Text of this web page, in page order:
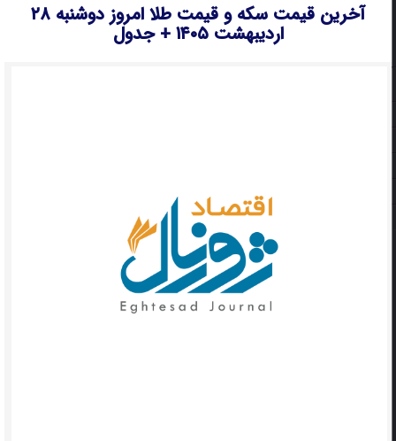
آخرین قیمت سکه و قیمت طلا امروز دوشنبه ۲۸
اردیبهشت ۱۴۰۵ + جدول